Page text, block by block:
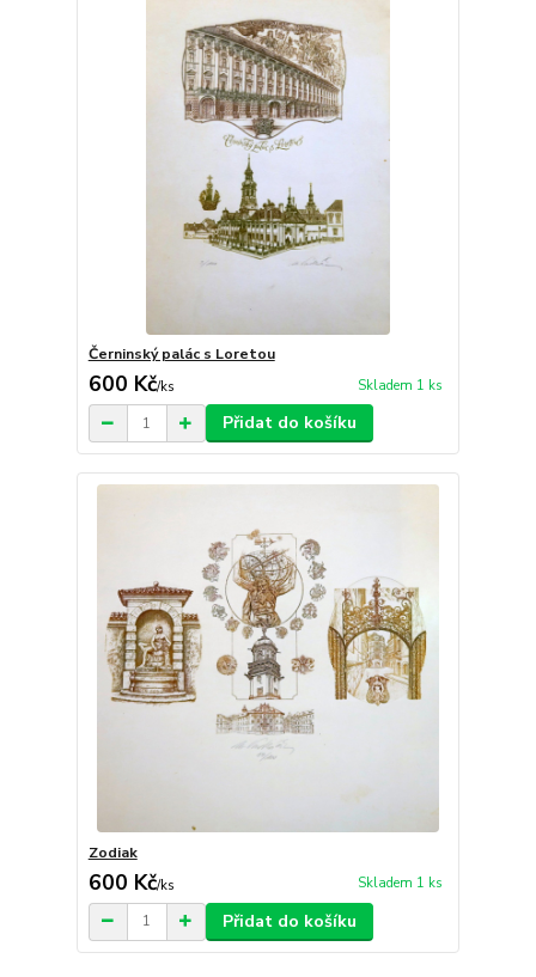
Černinský palác s Loretou
600 Kč/ks Skladem 1 ks
Přidat do košíku
Zodiak
600 Kč/ks Skladem 1 ks
Přidat do košíku